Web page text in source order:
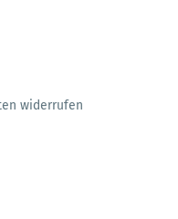
widerrufen